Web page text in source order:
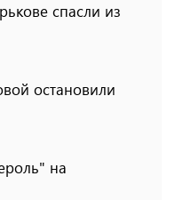
спасли из
остановили
на